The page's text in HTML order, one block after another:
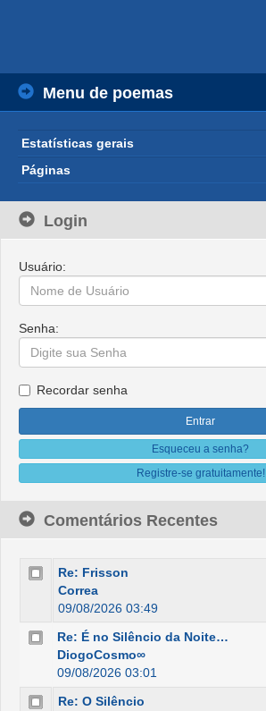
Menu de poemas
Estatísticas gerais
Páginas
Login
Usuário:
Senha:
Recordar senha
Esqueceu a senha?
Registre-se gratuitamente!
Comentários Recentes
Re: Frisson
Correa
09/08/2026 03:49
Re: É no Silêncio da Noite…
DiogoCosmo∞
09/08/2026 03:01
Re: O Silêncio